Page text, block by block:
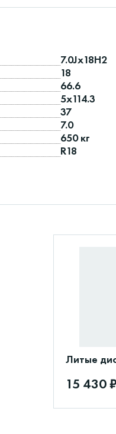
7.0Jx18H2
18
66.6
5x114.3
37
7.0
650 кг
R18
Литые
15 430